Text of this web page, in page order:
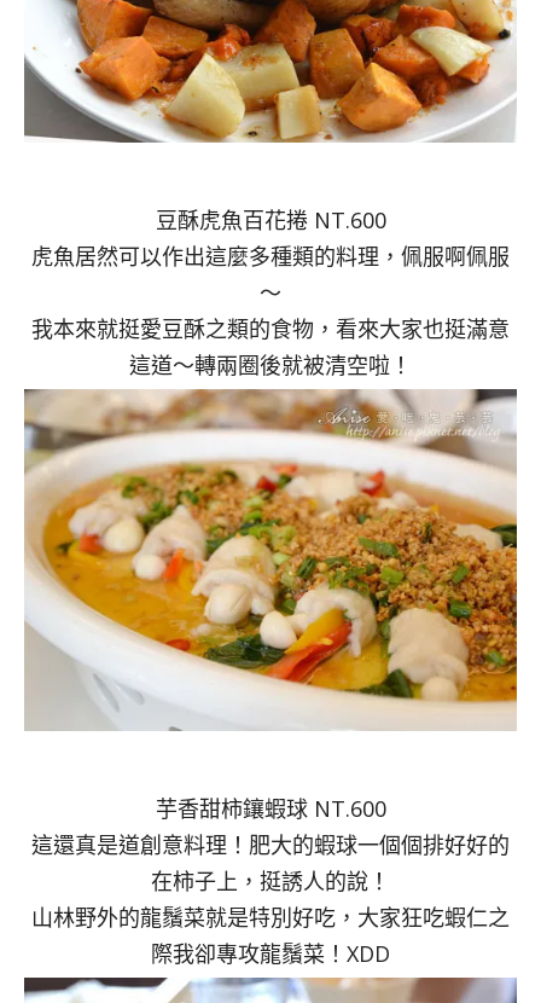
豆酥虎魚百花捲 NT.600
虎魚居然可以作出這麼多種類的料理，佩服啊佩服
～
我本來就挺愛豆酥之類的食物，看來大家也挺滿意
這道～轉兩圈後就被清空啦！
芋香甜柿鑲蝦球 NT.600
這還真是道創意料理！肥大的蝦球一個個排好好的
在柿子上，挺誘人的說！
山林野外的龍鬚菜就是特別好吃，大家狂吃蝦仁之
際我卻專攻龍鬚菜！XDD